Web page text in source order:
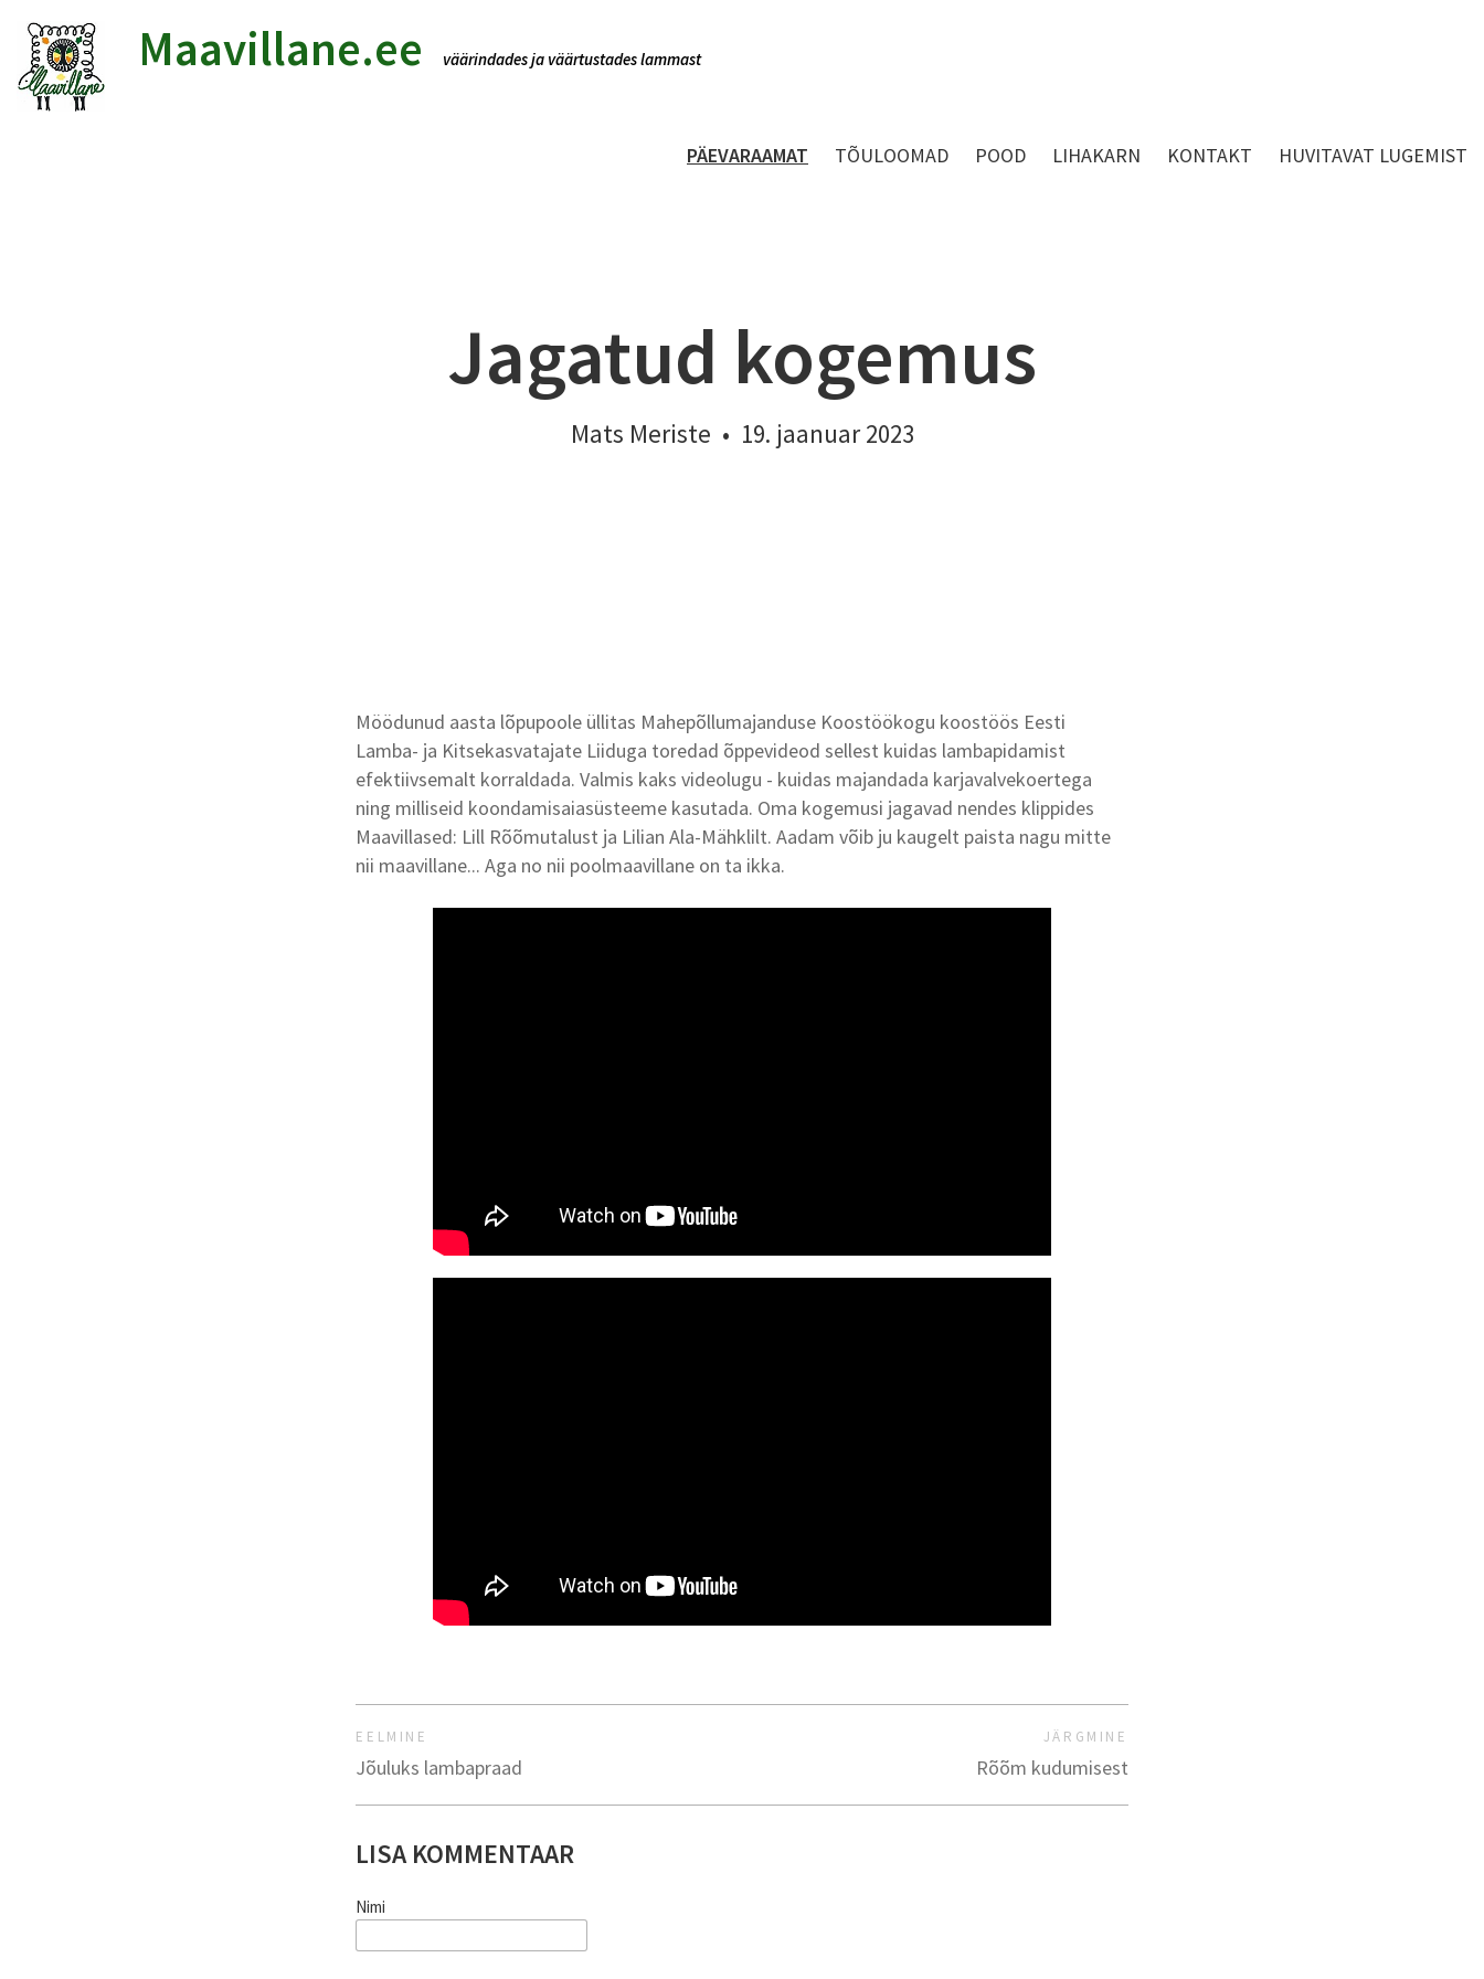
Maavillane.ee väärindades ja väärtustades lammast
PÄEVARAAMAT TÕULOOMAD POOD LIHAKARN KONTAKT HUVITAVAT LUGEMIST
Jagatud kogemus
Mats Meriste • 19. jaanuar 2023
Möödunud aasta lõpupoole üllitas Mahepõllumajanduse Koostöökogu koostöös Eesti
Lamba- ja Kitsekasvatajate Liiduga toredad õppevideod sellest kuidas lambapidamist
efektiivsemalt korraldada. Valmis kaks videolugu - kuidas majandada karjavalvekoertega
ning milliseid koondamisaiasüsteeme kasutada. Oma kogemusi jagavad nendes klippides
Maavillased: Lill Rõõmutalust ja Lilian Ala-Mähklilt. Aadam võib ju kaugelt paista nagu mitte
nii maavillane... Aga no nii poolmaavillane on ta ikka.
EELMINE
Jõuluks lambapraad
JÄRGMINE
Rõõm kudumisest
LISA KOMMENTAAR
Nimi